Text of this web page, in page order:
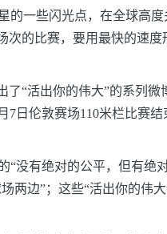
一些闪光点，在全球高
的比赛，要用最快的速
“活出你的伟大”的系列
日伦敦赛场110米栏比赛
没有绝对的公平，但有绝
两边”；这些“活出你的伟